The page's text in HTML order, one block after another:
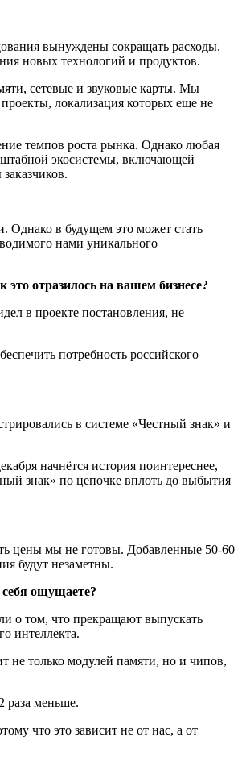
вынуждены сокращать расходы.
новых технологий и продуктов.
сетевые и звуковые карты. Мы
локализация которых еще не
темпов роста рынка. Однако любая
экосистемы, включающей
Однако в будущем это может стать
нами уникального
отразилось на вашем бизнесе?
в проекте постановления, не
потребность российского
в системе «Честный знак» и
начнётся история поинтереснее,
знак» по цепочке вплоть до выбытия
цены мы не готовы. Добавленные 50-60
будут незаметны.
ощущаете?
о том, что прекращают выпускать
интеллекта.
не только модулей памяти, но и чипов,
раза меньше.
что это зависит не от нас, а от